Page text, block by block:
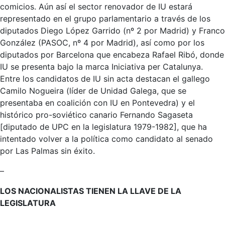
comicios. Aún así el sector renovador de IU estará
representado en el grupo parlamentario a través de los
diputados Diego López Garrido (nº 2 por Madrid) y Franco
González (PASOC, nº 4 por Madrid), así como por los
diputados por Barcelona que encabeza Rafael Ribó, donde
IU se presenta bajo la marca Iniciativa per Catalunya.
Entre los candidatos de IU sin acta destacan el gallego
Camilo Nogueira (líder de Unidad Galega, que se
presentaba en coalición con IU en Pontevedra) y el
histórico pro-soviético canario Fernando Sagaseta
[diputado de UPC en la legislatura 1979-1982], que ha
intentado volver a la política como candidato al senado
por Las Palmas sin éxito.
–
LOS NACIONALISTAS TIENEN LA LLAVE DE LA
LEGISLATURA